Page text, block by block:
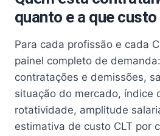
quanto e a que custo
Para cada profissão e cada
painel completo de
contratações e demissões,
situação do mercado, índice
rotatividade, amplitude
estimativa de custo CLT por